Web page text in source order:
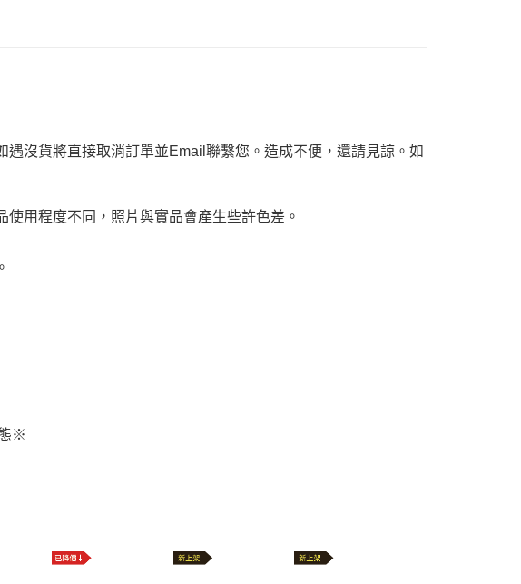
沒貨將直接取消訂單並Email聯繫您。造成不便，還請見諒。如
用程度不同，照片與實品會產生些許色差。
※